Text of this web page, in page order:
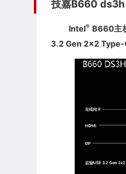
技嘉B660
Intel® B660主
3.2 Gen 2x2 Type-